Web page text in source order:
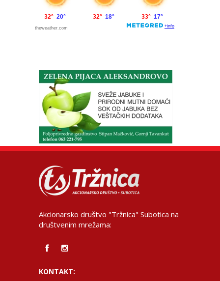
Akcionarsko društvo "Tržnica" Subotica na
društvenim mrežama:
KONTAKT: